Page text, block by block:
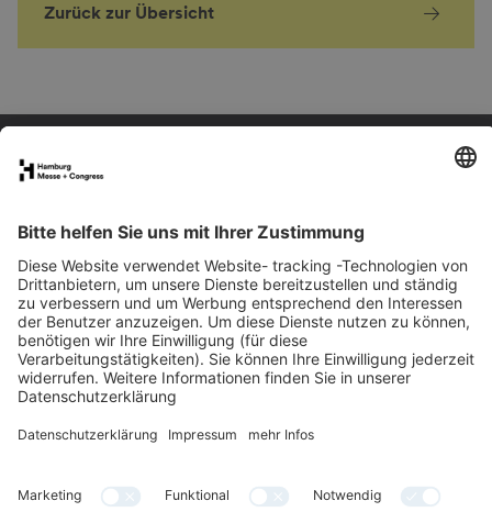
Zurück zur Übersicht
FAQs für Ausstellende
Kontakt
Presse
Newsletter
LinkedIn
Instagram
YouTube
Facebook